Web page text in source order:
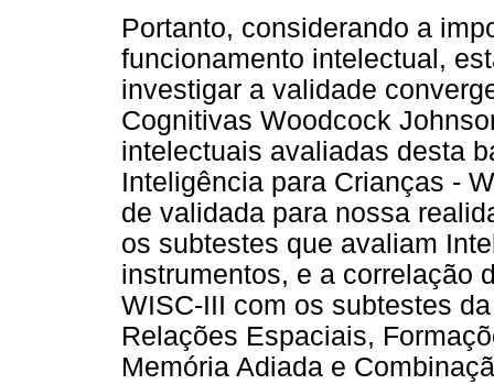
Portanto, considerando a
funcionamento intelectual,
investigar a validade
Cognitivas Woodcock
intelectuais avaliadas desta
Inteligência para Crianças -
de validada para nossa
os subtestes que avaliam
instrumentos, e a correlação
WISC-III com os subtestes
Relações Espaciais,
Memória Adiada e